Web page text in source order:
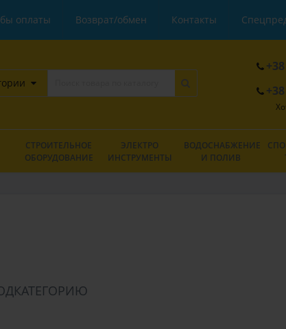
оплаты Возврат/обмен Контакты
СТРОИТЕЛЬНОЕ
ОБОРУДОВАНИЕ
ЭЛЕКТРО
ИНСТРУМЕНТЫ
ВОДОСНАБЖЕНИЕ
И ПОЛИВ